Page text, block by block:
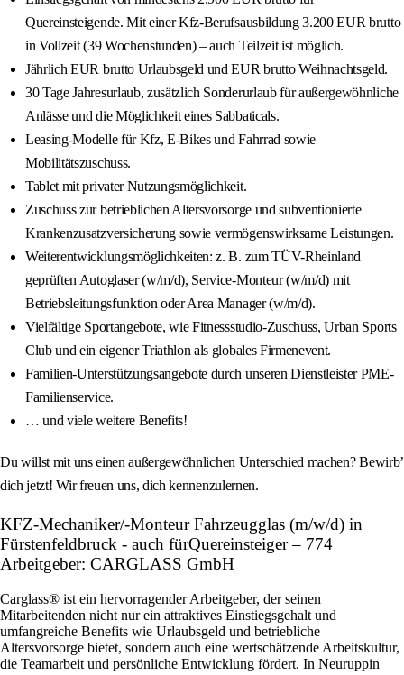
Quereinsteigende. Mit einer Kfz-Berufsausbildung 3.200 EUR brutto
in Vollzeit (39 Wochenstunden) – auch Teilzeit ist möglich.
Jährlich EUR brutto Urlaubsgeld und EUR brutto Weihnachtsgeld.
30 Tage Jahresurlaub, zusätzlich Sonderurlaub für außergewöhnliche
Anlässe und die Möglichkeit eines Sabbaticals.
Leasing-Modelle für Kfz, E-Bikes und Fahrrad sowie
Mobilitätszuschuss.
Tablet mit privater Nutzungsmöglichkeit.
Zuschuss zur betrieblichen Altersvorsorge und subventionierte
Krankenzusatzversicherung sowie vermögenswirksame Leistungen.
Weiterentwicklungsmöglichkeiten: z. B. zum TÜV-Rheinland
geprüften Autoglaser (w/m/d), Service-Monteur (w/m/d) mit
Betriebsleitungsfunktion oder Area Manager (w/m/d).
Vielfältige Sportangebote, wie Fitnessstudio-Zuschuss, Urban Sports
Club und ein eigener Triathlon als globales Firmenevent.
Familien-Unterstützungsangebote durch unseren Dienstleister PME-
Familienservice.
… und viele weitere Benefits!
Du willst mit uns einen außergewöhnlichen Unterschied machen? Bewirb’
dich jetzt! Wir freuen uns, dich kennenzulernen.
KFZ-Mechaniker/-Monteur Fahrzeugglas (m/w/d) in
Fürstenfeldbruck - auch fürQuereinsteiger – 774
Arbeitgeber: CARGLASS GmbH
Carglass® ist ein hervorragender Arbeitgeber, der seinen
Mitarbeitenden nicht nur ein attraktives Einstiegsgehalt und
umfangreiche Benefits wie Urlaubsgeld und betriebliche
Altersvorsorge bietet, sondern auch eine wertschätzende Arbeitskultur,
die Teamarbeit und persönliche Entwicklung fördert. In Neuruppin